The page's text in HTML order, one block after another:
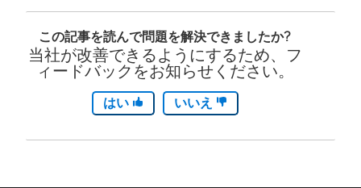
ィ
ン
ド
ウ
この記事を読んで問題を解決できましたか?
当社が改善できるようにするため、フ
ィードバックをお知らせください。
はい いいえ